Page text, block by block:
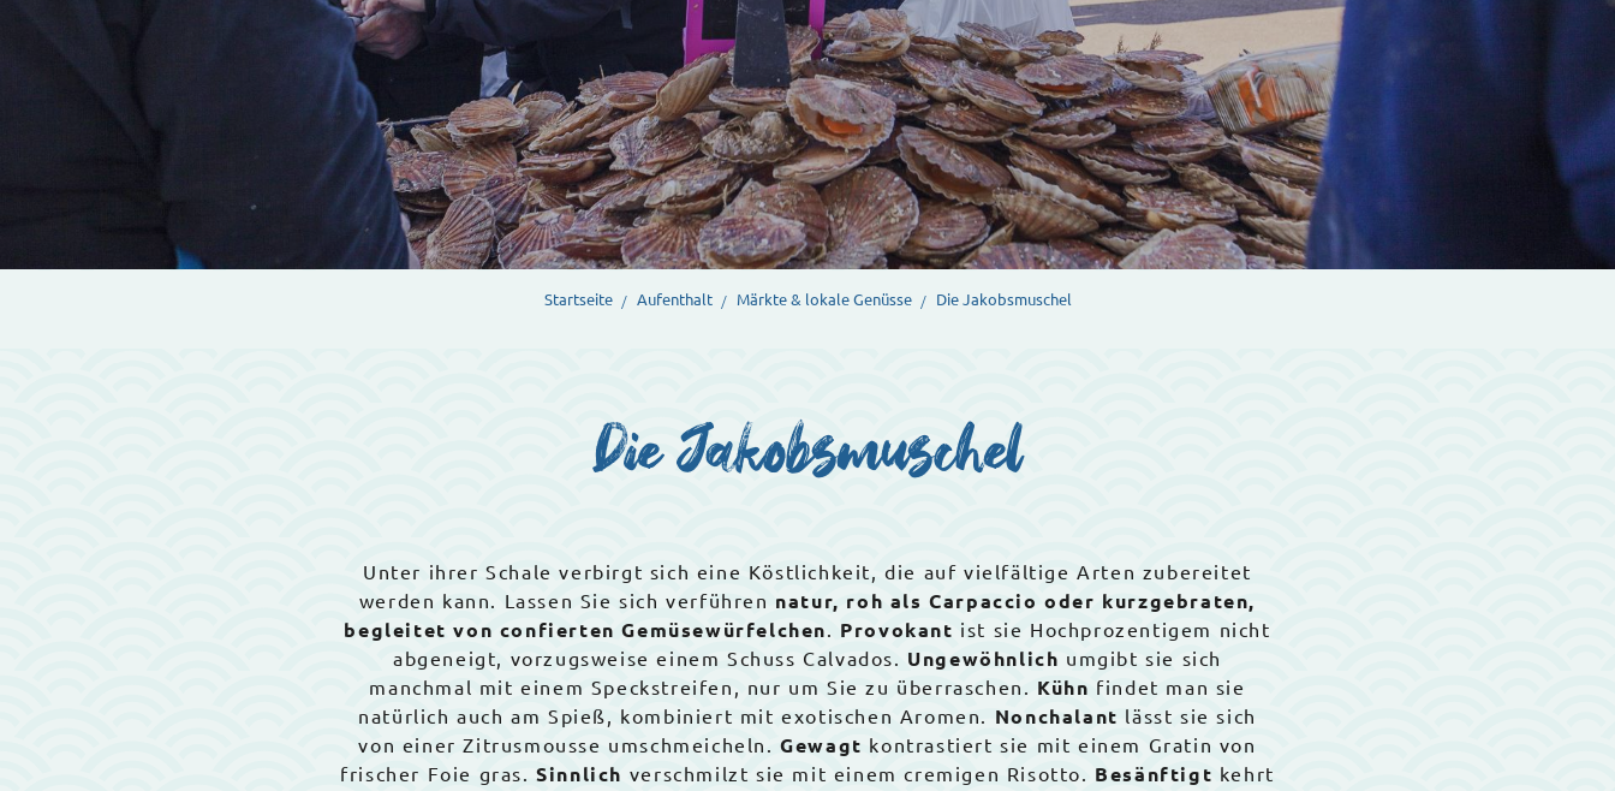
Startseite Aufenthalt Märkte & lokale Genüsse Die Jakobsmuschel
Die Jakobsmuschel
Unter ihrer Schale verbirgt sich eine Köstlichkeit, die auf vielfältige Arten zubereitet
werden kann. Lassen Sie sich verführen natur, roh als Carpaccio oder kurzgebraten,
begleitet von confierten Gemüsewürfelchen. Provokant ist sie Hochprozentigem nicht
abgeneigt, vorzugsweise einem Schuss Calvados. Ungewöhnlich umgibt sie sich
manchmal mit einem Speckstreifen, nur um Sie zu überraschen. Kühn findet man sie
natürlich auch am Spieß, kombiniert mit exotischen Aromen. Nonchalant lässt sie sich
von einer Zitrusmousse umschmeicheln.Gewagt kontrastiert sie mit einem Gratin von
frischer Foie gras.Sinnlich verschmilzt sie mit einem cremigen Risotto. Besänftigt kehrt